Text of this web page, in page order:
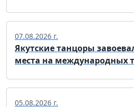
07.08.2026 г.
Якутские танцоры
места на международных
05.08.2026 г.